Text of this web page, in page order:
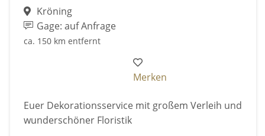
Kröning
Gage: auf Anfrage
ca. 150 km entfernt
Merken
Euer Dekorationsservice mit großem Verleih und
wunderschöner Floristik